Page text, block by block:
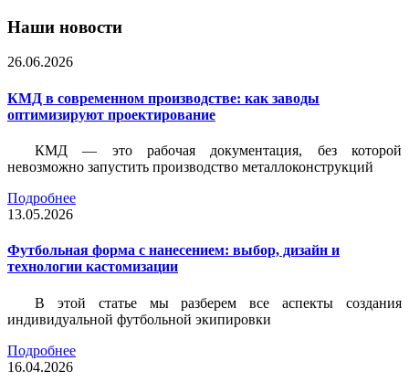
Наши новости
26.06.2026
КМД в современном производстве: как заводы
оптимизируют проектирование
КМД — это рабочая документация, без которой
невозможно запустить производство металлоконструкций
Подробнее
13.05.2026
Футбольная форма с нанесением: выбор, дизайн и
технологии кастомизации
В этой статье мы разберем все аспекты создания
индивидуальной футбольной экипировки
Подробнее
16.04.2026